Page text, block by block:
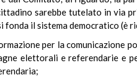
sarebbe tutelato in via
il sistema democratico (è
per la
elettorali e referendarie e